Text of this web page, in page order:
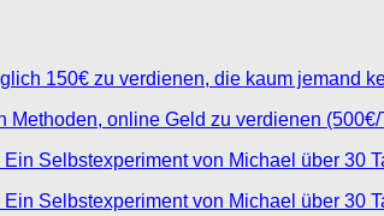
150€ zu verdienen, die kaum jemand
online Geld zu verdienen (500€/
Selbstexperiment von Michael über 30
Selbstexperiment von Michael über 30